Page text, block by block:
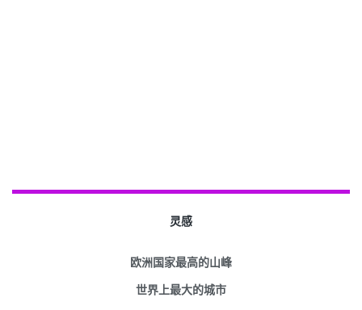
灵感
欧洲国家最高的山峰
世界上最大的城市